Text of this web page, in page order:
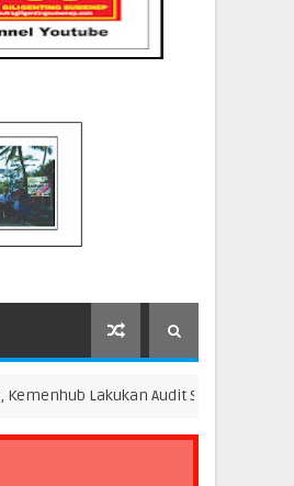
Lakukan Audit Sistem Manajemen